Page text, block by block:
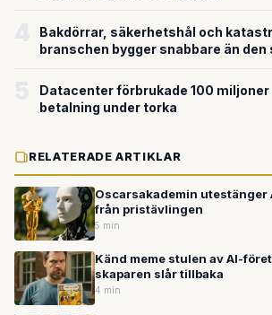
Bakdörrar, säkerhetshål och
branschen bygger snabbare än den
Datacenter förbrukade 100
betalning under torka
RELATERADE ARTIKLAR
Oscarsakademin utestänger
från pristävlingen
5 min
Känd meme stulen av AI-
skaparen slår tillbaka
4 min